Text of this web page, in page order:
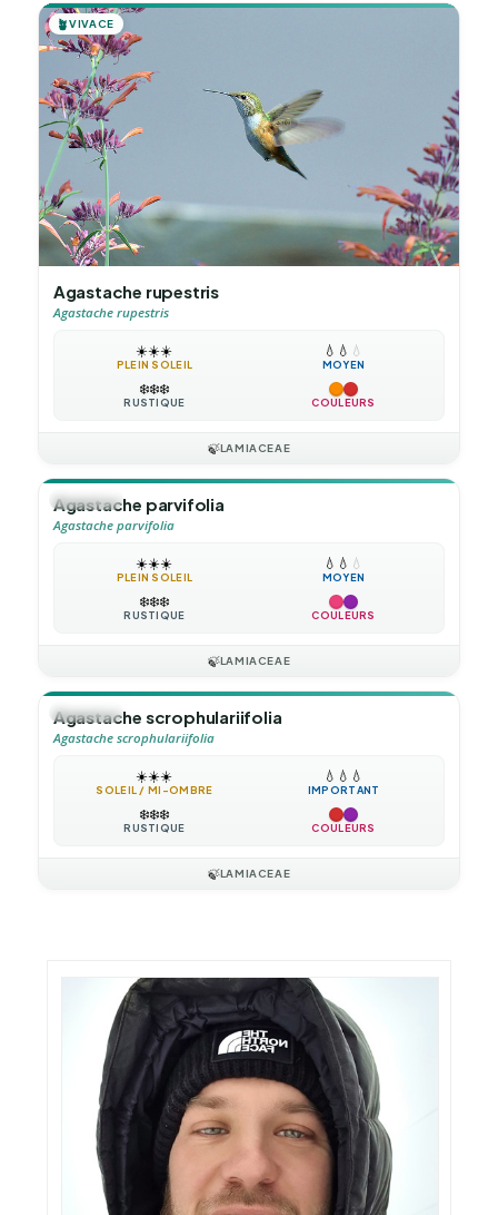
🪴VIVACE
Agastache rupestris
Agastache rupestris
☀️☀️☀️
PLEIN SOLEIL
💧 💧 💧
MOYEN
❄️❄️❄️
RUSTIQUE COULEURS
🍃LAMIACEAE
🪴VIVACE
Agastache parvifolia
Agastache parvifolia
☀️☀️☀️
PLEIN SOLEIL
💧 💧 💧
MOYEN
❄️❄️❄️
RUSTIQUE COULEURS
🍃LAMIACEAE
🪴VIVACE
Agastache scrophulariifolia
Agastache scrophulariifolia
☀️☀️☀️
SOLEIL / MI-OMBRE
💧 💧 💧
IMPORTANT
❄️❄️❄️
RUSTIQUE COULEURS
🍃LAMIACEAE